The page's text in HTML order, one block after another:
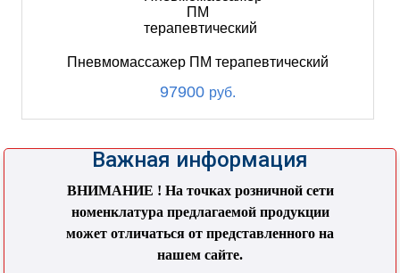
Пневмомассажер ПМ терапевтический
97900 руб.
Важная информация
ВНИМАНИЕ ! На точках розничной сети
номенклатура предлагаемой продукции
может отличаться от представленного на
нашем сайте.